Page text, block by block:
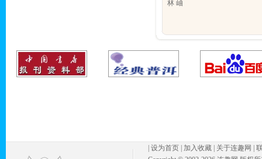
林 岫
设为首页 加入收藏 关于连趣网